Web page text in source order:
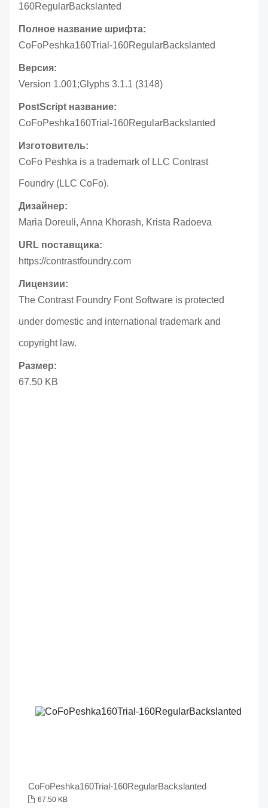
160RegularBackslanted
Полное название шрифта:
CoFoPeshka160Trial-160RegularBackslanted
Версия:
Version 1.001;Glyphs 3.1.1 (3148)
PostScript название:
CoFoPeshka160Trial-160RegularBackslanted
Изготовитель:
CoFo Peshka is a trademark of LLC Contrast
Foundry (LLC CoFo).
Дизайнер:
Maria Doreuli, Anna Khorash, Krista Radoeva
URL поставщика:
https://contrastfoundry.com
Лицензии:
The Contrast Foundry Font Software is protected
under domestic and international trademark and
copyright law.
Размер:
67.50 KB
CoFoPeshka160Trial-160RegularBackslanted
67.50 KB